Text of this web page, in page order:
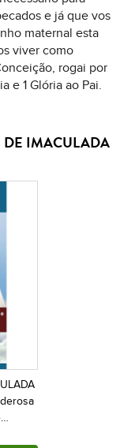
e já que vos
maternal esta
viver como
rogai por
e 1 Glória ao Pai.
DE IMACULADA